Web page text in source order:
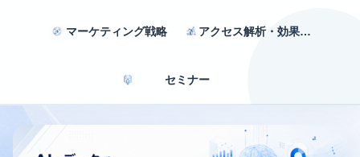
マーケティング戦略 アクセス解析・効果測定
セミナー